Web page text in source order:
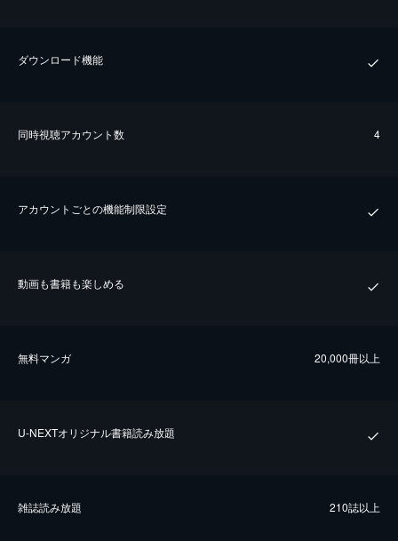
ダウンロード機能
同時視聴アカウント数 4
アカウントごとの機能制限設定
動画も書籍も楽しめる
無料マンガ 20,000冊以上
U-NEXTオリジナル書籍読み放題
雑誌読み放題 210誌以上